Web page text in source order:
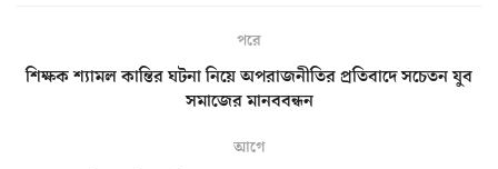
পরে
শিক্ষক শ্যামল কান্তির ঘটনা নিয়ে অপরাজনীতির প্রতিবাদে সচেতন যুব
সমাজের মানববন্ধন
আগে